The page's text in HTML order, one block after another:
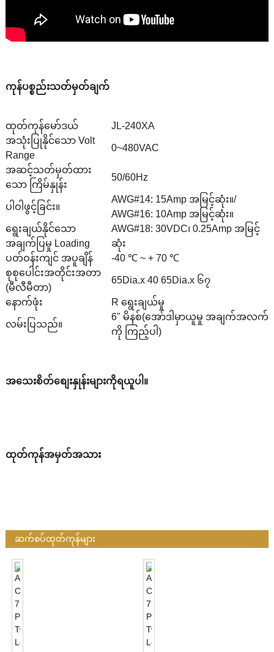
ကုန်ပစ္စည်းသတ်မှတ်ချက်
ထုတ်ကုန်မော်ဒယ်
JL-240XA
အသုံးပြုနိုင်သော Volt
Range
0~480VAC
အဆင့်သတ်မှတ်ထား
သော ကြိမ်နှုန်း
50/60Hz
ပါဝါဖွင့်ခြင်း။
AWG#14: 15Amp အမြင့်ဆုံး။/
AWG#16: 10Amp အမြင့်ဆုံး။
ရွေးချယ်နိုင်သော
အချက်ပြမှု Loading
AWG#18: 30VDC၊ 0.25Amp အမြင့်
ဆုံး
ပတ်ဝန်းကျင် အပူချိန်
-40 ℃ ~ + 70 ℃
စုစုပေါင်းအတိုင်းအတာ
(မီလီမီတာ)
65Dia.x 40 65Dia.x ၆၇
နောက်ဖုံး R ရွေးချယ်မှု
လမ်းပြသည်။
6" မိနစ်(အော်ဒါမှာယူမှု အချက်အလက်
ကို ကြည့်ပါ)
အသေးစိတ်စျေးနှုန်းများကိုရယူပါ။
ထုတ်ကုန်အမှတ်အသား
ဆက်စပ်ထုတ်ကုန်များ